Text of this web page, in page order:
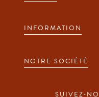
INFORMATION
NOTRE SOCIÉTÉ
SUIVEZ-